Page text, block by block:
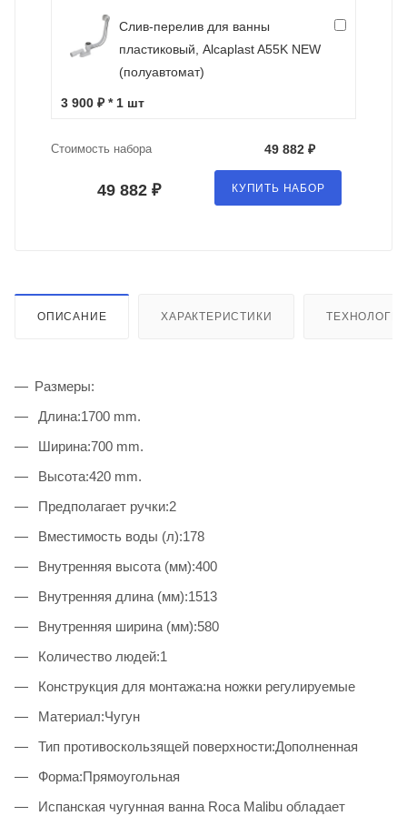
Слив-перелив для ванны
пластиковый, Alcaplast A55K NEW
(полуавтомат)
3 900 ₽ * 1 шт
Стоимость набора 49 882 ₽
49 882 ₽ КУПИТЬ НАБОР
ОПИСАНИЕ ХАРАКТЕРИСТИКИ
Размеры:
Длина:1700 mm.
Ширина:700 mm.
Высота:420 mm.
Предполагает ручки:2
Вместимость воды (л):178
Внутренняя высота (мм):400
Внутренняя длина (мм):1513
Внутренняя ширина (мм):580
Количество людей:1
Конструкция для монтажа:на ножки регулируемые
Материал:Чугун
Тип противоскользящей поверхности:Дополненная
Форма:Прямоугольная
Испанская чугунная ванна Roca Malibu обладает